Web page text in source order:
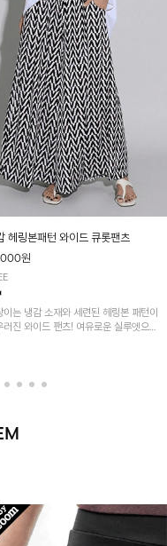
헤링본패턴 와이드 큐롯팬츠
원
이는 냉감 소재와 세련된 헤링본 패턴이
러진 와이드 팬츠! 여유로운 실루엣으로